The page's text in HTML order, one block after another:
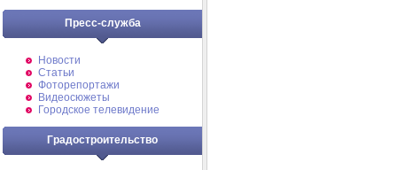
Пресс-служба
Новости
Статьи
Фоторепортажи
Видеосюжеты
Городское телевидение
Градостроительство